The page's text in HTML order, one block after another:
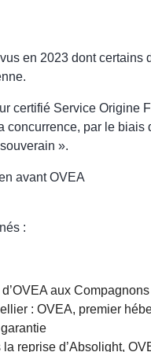
en 2023 dont certains
certifié Service Origine
concurrence, par le biais
».
:
d’OVEA aux
: OVEA, premier
la reprise d’Absolight,